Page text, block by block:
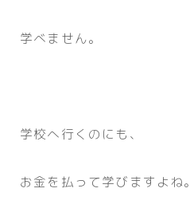
学べません。
学校へ行くのにも、
お金を払って学びますよね。